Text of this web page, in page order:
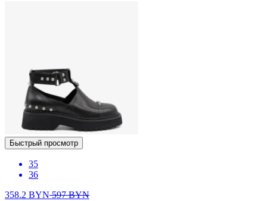
Быстрый просмотр
35
36
358.2 BYN597BYN